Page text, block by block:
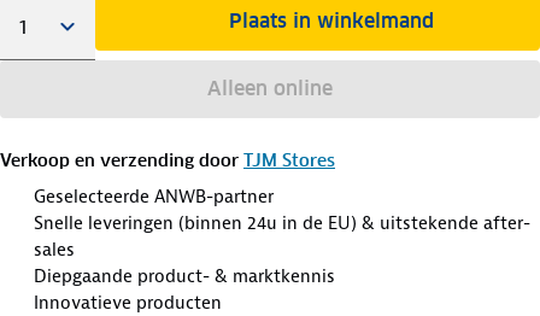
Plaats in winkelmand
Alleen online
Verkoop en verzending door TJM Stores
Geselecteerde ANWB-partner
Snelle leveringen (binnen 24u in de EU) & uitstekende after-
sales
Diepgaande product- & marktkennis
Innovatieve producten